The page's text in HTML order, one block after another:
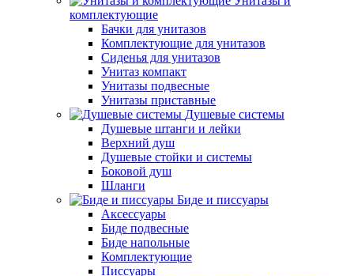
комплектующие
Бачки для унитазов
Комплектующие для унитазов
Сиденья для унитазов
Унитаз компакт
Унитазы подвесные
Унитазы приставные
Душевые системы
Душевые штанги и лейки
Верхний душ
Душевые стойки и системы
Боковой душ
Шланги
Биде и писсуары
Аксессуары
Биде подвесные
Биде напольные
Комплектующие
Писсуары